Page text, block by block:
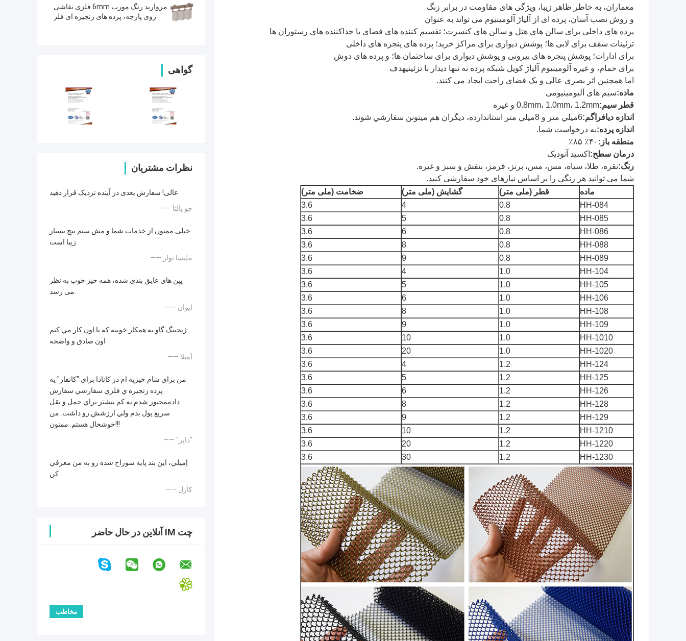
مروارید رنگ مورب 6mm فلزی نقاشی
روی پارچه، پرده های زنجیره ای فلز
گواهی
نظرات مشتریان
عالی! سفارش بعدی در آینده نزدیک قرار دهید
—— جو پالتا
خیلی ممنون از خدمات شما و مش سیم پیچ بسیار
زیبا است.
—— مليسا توار
پین های عایق بندی شده، همه چیز خوب به نظر
می رسد.
—— ایوان
ژيجينگ گاو يه همکار خوبيه که با اون کار مي کنم
اون صادق و واضحه
—— آمیلا
من براي شام خیریه ام در کانادا براي "کانفار" يه
پرده زنجيره ي فلزي سفارشي سفارش
دادممجبور شدم يه کم بيشتر براي حمل و نقل
سريع پول بدم ولي ارزشش رو داشت. من
خوشحال هستم. ممنون!!!
—— "داير"
اِميلي، اين بند پايه سوراخ شده رو به من معرفي
کن
—— کارل
چت IM آنلاین در حال حاضر
معماران، به خاطر ظاهر زيبا، ویژگی های مقاومت در برابر زنگ
و روش نصب آسان، پرده ای از آلیاژ آلومینیوم می تواند به عنوان
پرده های داخلی برای سالن های هتل و سالن های کنسرت؛ تقسیم کننده های فضای یا جداکننده های رستوران ها
تزئینات سقف برای لابی ها؛ پوشش دیواری برای مراکز خرید؛ پرده های پنجره های داخلی
برای ادارات؛ پوشش پنجره های بیرونی و پوشش دیواری برای ساختمان ها؛ و پرده های دوش
برای حمام، و غیره آلومینیوم آلیاژ کویل شبکه پرده نه تنها دیدار با تزئینیهدف
اما همچنین اثر بصری عالی و یک فضای راحت ایجاد می کنند.
ماده:سیم های آلیومینیومی
قطر سیم:0.8mm، 1.0mm، 1.2mm و غیره
اندازه دیافراگم:6ميلي متر و 8ميلي متر استاندارده، ديگران هم ميتونن سفارشي شوند.
اندازه پرده:به درخواست شما.
منطقه باز: ۴۰٪ ۸۵٪
درمان سطح: اکسید آنودیک
رنگ:نقره، طلا، سیاه، مس، مس، برنز، قرمز، بنفش و سبز و غیره.
شما می توانید هر رنگی را بر اساس نیازهای خود سفارشی کنید.
ماده
قطر (ملی متر) گشایش (ملی متر)
ضخامت (ملی متر)
HH-084
0.8
4
3.6
HH-085
0.8
5
3.6
HH-086
0.8
6
3.6
HH-088
0.8
8
3.6
HH-089
0.8
9
3.6
HH-104
1.0
4
3.6
HH-105
1.0
5
3.6
HH-106
1.0
6
3.6
HH-108
1.0
8
3.6
HH-109
1.0
9
3.6
HH-1010
1.0
10
3.6
HH-1020
1.0
20
3.6
HH-124
1.2
4
3.6
HH-125
1.2
5
3.6
HH-126
1.2
6
3.6
HH-128
1.2
8
3.6
HH-129
1.2
9
3.6
HH-1210
1.2
10
3.6
HH-1220
1.2
20
3.6
HH-1230
1.2
30
3.6